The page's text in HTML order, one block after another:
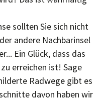
soll­ten Sie sich nicht
andere Nach­bar­insel
Ein Glück, dass das
er­rei­chen ist! Sage
Rad­wege gibt es
da­von ha­ben wir